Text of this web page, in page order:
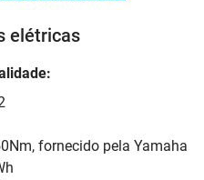
elétricas
fornecido pela Yamaha